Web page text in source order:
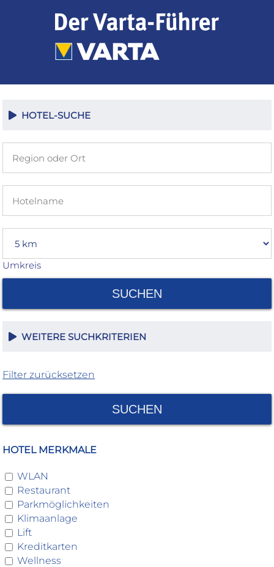
HOTEL-SUCHE
Umkreis
SUCHEN
WEITERE SUCHKRITERIEN
Filter zurücksetzen
SUCHEN
HOTEL MERKMALE
WLAN
Restaurant
Parkmöglichkeiten
Klimaanlage
Lift
Kreditkarten
Wellness